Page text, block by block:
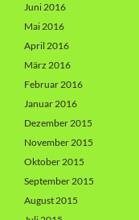
Juni 2016
Mai 2016
April 2016
März 2016
Februar 2016
Januar 2016
Dezember 2015
November 2015
Oktober 2015
September 2015
August 2015